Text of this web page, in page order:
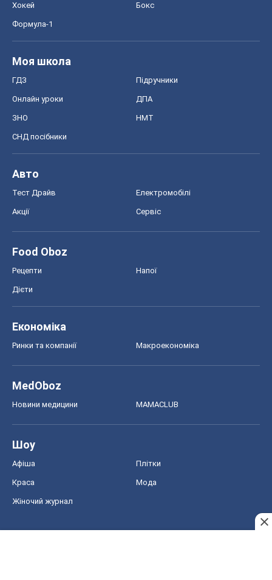
Хокей Бокс
Формула-1
Моя школа
ГДЗ Підручники
Онлайн уроки ДПА
ЗНО НМТ
СНД посібники
Авто
Тест Драйв Електромобілі
Акції Сервіс
Food Oboz
Рецепти Напої
Дієти
Економіка
Ринки та компанії Макроекономіка
MedOboz
Новини медицини MAMACLUB
Шоу
Афіша Плітки
Краса Мода
Жіночий журнал